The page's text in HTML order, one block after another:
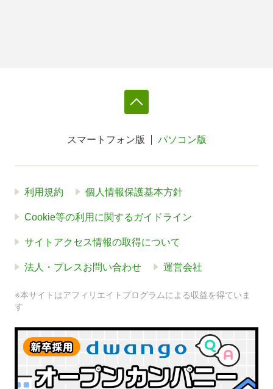
スマートフォン版 パソコン版
利用規約 個人情報保護基本方針
Cookie等の利用に関するガイドライン
サイトアクセス情報の取得について
法人・プレスお問い合わせ 運営会社
※本サイトはアフィリエイトプログラムによる収益を得ていま
す